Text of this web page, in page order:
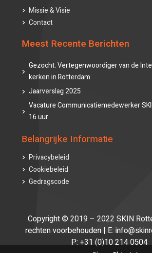
Missie & Visie
Contact
Meest Recente Berichten
Gezocht: Vertegenwoordiger van de
kerken in Rotterdam
Jaarverslag 2025
Vacature Communicatiemedewerker
16 uur
Belangrijke Informatie
Privacybeleid
Cookiebeleid
Gedragscode
Copyright © 2019 – 2022 SKIN
rechten voorbehouden | E:
P: +31 (0)10 214 0504